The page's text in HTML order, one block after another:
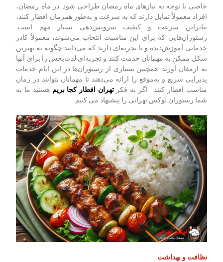
خاصی با توجه به نیازهای ماه رمضان طراحی شود. در ماه رمضان،
افراد معمولاً تمایل دارند که به سرعت و به‌طور همزمان افطار کنند،
بنابراین سرعت و کیفیت سرویس‌دهی بسیار مهم است.
رستوران‌هایی که برای این مناسبت انتخاب می‌شوند، معمولاً کادر
خدماتی آموزش‌دیده و با تجربه‌ای دارند که می‌دانند چگونه به بهترین
شکل ممکن به مهمانان خدمت کنند و تجربه‌ای لذت‌بخش را برای آنها
به ارمغان آورند. همچنین بسیاری از رستوران‌ها در این ایام خدمات
پذیرایی سریع و به‌موقع را ارائه می‌دهند تا مهمانان بتوانند در زمان
مناسب افطار کنند. اگر به فکر تهران افطار کجا بریم هستید ما به
شما رستوران لوکس تهرانی را پیشنهاد می کنیم.
نظافت و بهداشت